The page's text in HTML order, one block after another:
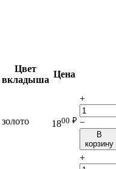
Цвет
вкладыша
Цена
золото 1800 ₽
+
−
В
корзину
+